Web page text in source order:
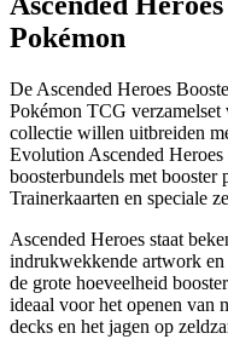
Pokémon
De Ascended Heroes
Pokémon TCG verzamelset
collectie willen uitbreiden
Evolution Ascended Heroes
boosterbundels met
Trainerkaarten en speciale
Ascended Heroes staat
indrukwekkende artwork en
de grote hoeveelheid
ideaal voor het openen van
decks en het jagen op